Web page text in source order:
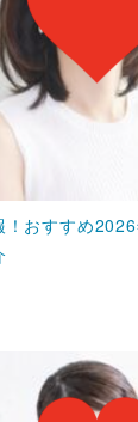
！おすすめ